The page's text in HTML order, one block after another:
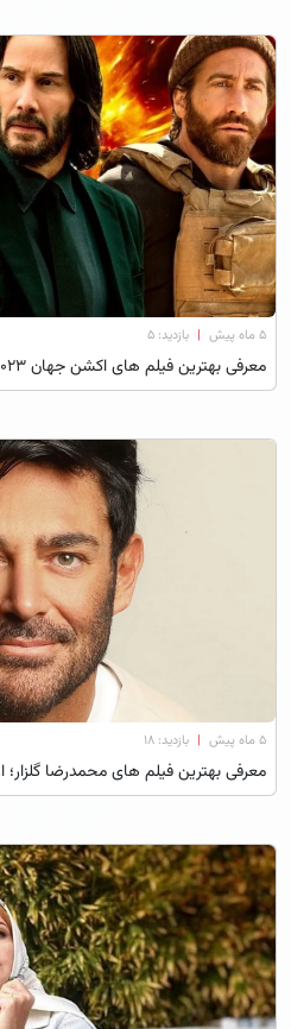
۵ ماه پیش | بازدید: 5
معرفی بهترین فیلم های اکشن جهان 2023
۵ ماه پیش | بازدید: 18
معرفی بهترین فیلم های محمدرضا